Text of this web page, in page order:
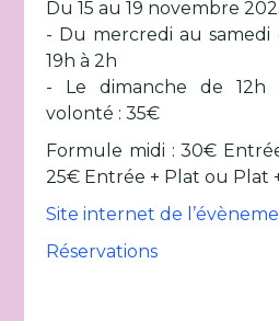
Du 15 au 19 novembre
- Du mercredi au samedi
19h à 2h
- Le dimanche de 12h
volonté : 35€
Formule midi : 30€
25€ Entrée + Plat ou Plat
Site internet de
Réservations